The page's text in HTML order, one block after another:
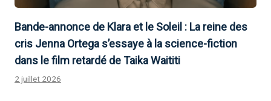
Bande-annonce de Klara et le Soleil : La reine des
cris Jenna Ortega s’essaye à la science-fiction
dans le film retardé de Taika Waititi
2 juillet 2026